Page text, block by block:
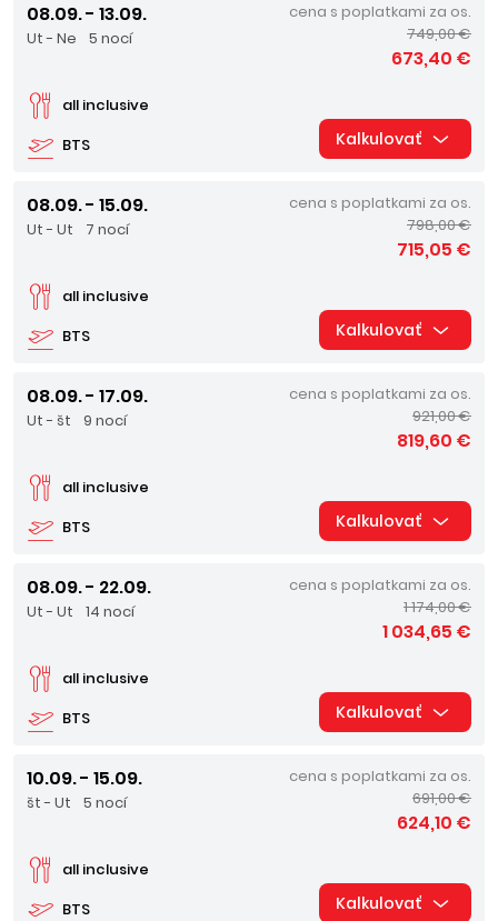
08.09. - 13.09.
Ut - Ne 5 nocí
BTS
all inclusive
cena s poplatkami za os.
749,00 €
673,40 €
Kalkulovať
08.09. - 15.09.
Ut - Ut 7 nocí
BTS
all inclusive
cena s poplatkami za os.
798,00 €
715,05 €
Kalkulovať
08.09. - 17.09.
Ut - št 9 nocí
BTS
all inclusive
cena s poplatkami za os.
921,00 €
819,60 €
Kalkulovať
08.09. - 22.09.
Ut - Ut 14 nocí
BTS
all inclusive
cena s poplatkami za os.
1 174,00 €
1 034,65 €
Kalkulovať
10.09. - 15.09.
št - Ut 5 nocí
BTS
all inclusive
cena s poplatkami za os.
691,00 €
624,10 €
Kalkulovať